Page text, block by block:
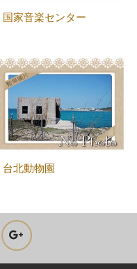
国家音楽センター
台北動物園